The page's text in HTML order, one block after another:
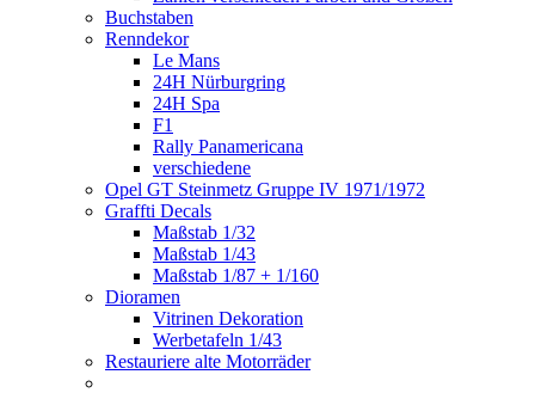
Buchstaben
Renndekor
Le Mans
24H Nürburgring
24H Spa
F1
Rally Panamericana
verschiedene
Opel GT Steinmetz Gruppe IV 1971/1972
Graffti Decals
Maßstab 1/32
Maßstab 1/43
Maßstab 1/87 + 1/160
Dioramen
Vitrinen Dekoration
Werbetafeln 1/43
Restauriere alte Motorräder